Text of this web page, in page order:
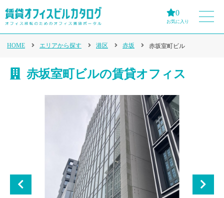
0
お気に入り
HOME エリアから探す 港区 赤坂 赤坂室町ビル
赤坂室町ビルの賃貸オフィス